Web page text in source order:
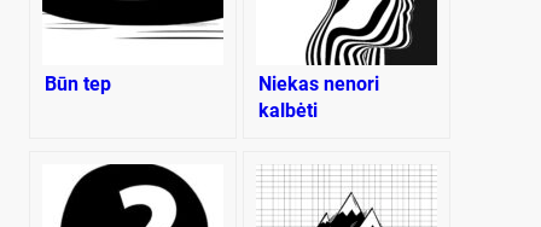
Būn tep
Niekas nenori
kalbėti